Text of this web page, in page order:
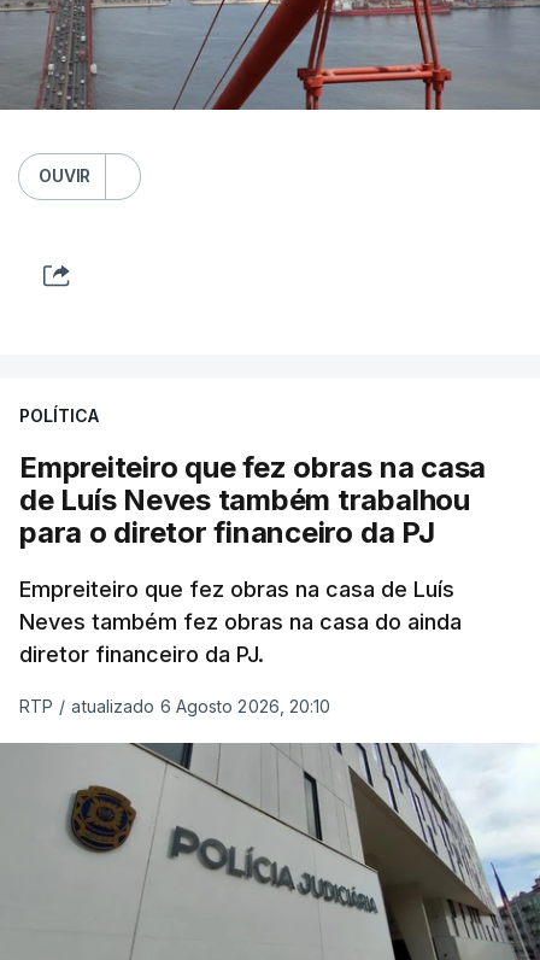
OUVIR
POLÍTICA
Empreiteiro que fez obras na casa
de Luís Neves também trabalhou
para o diretor financeiro da PJ
Empreiteiro que fez obras na casa de Luís
Neves também fez obras na casa do ainda
diretor financeiro da PJ.
RTP / atualizado 6 Agosto 2026, 20:10